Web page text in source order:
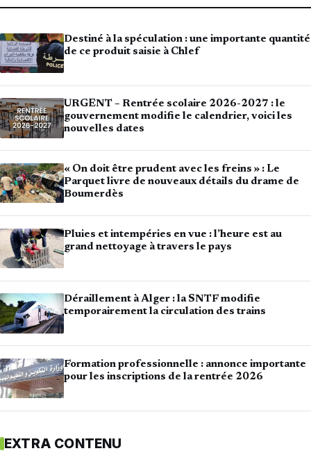
Destiné à la spéculation : une importante quantité
de ce produit saisie à Chlef
URGENT – Rentrée scolaire 2026-2027 : le
gouvernement modifie le calendrier, voici les
nouvelles dates
« On doit être prudent avec les freins » : Le
Parquet livre de nouveaux détails du drame de
Boumerdès
Pluies et intempéries en vue : l’heure est au
grand nettoyage à travers le pays
Déraillement à Alger : la SNTF modifie
temporairement la circulation des trains
Formation professionnelle : annonce importante
pour les inscriptions de la rentrée 2026
EXTRA CONTENU